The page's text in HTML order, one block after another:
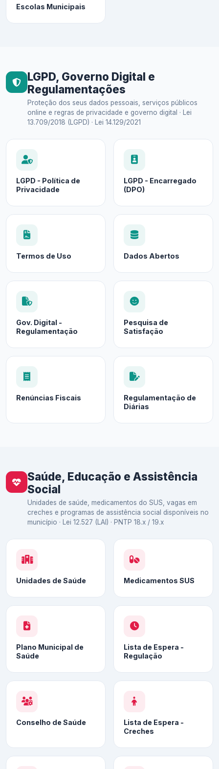
Escolas Municipais
LGPD, Governo Digital e
Regulamentações
Proteção dos seus dados pessoais, serviços públicos
online e regras de privacidade e governo digital · Lei
13.709/2018 (LGPD) · Lei 14.129/2021
LGPD - Política de
Privacidade
LGPD - Encarregado
(DPO)
Termos de Uso Dados Abertos
Gov. Digital -
Regulamentação
Pesquisa de
Satisfação
Renúncias Fiscais
Regulamentação de
Diárias
Saúde, Educação e Assistência
Social
Unidades de saúde, medicamentos do SUS, vagas em
creches e programas de assistência social disponíveis no
município · Lei 12.527 (LAI) · PNTP 18.x / 19.x
Unidades de Saúde Medicamentos SUS
Plano Municipal de
Saúde
Lista de Espera -
Regulação
Conselho de Saúde
Lista de Espera -
Creches